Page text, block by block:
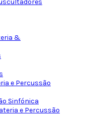
&
e Percussão
Sinfónica
e Percussão